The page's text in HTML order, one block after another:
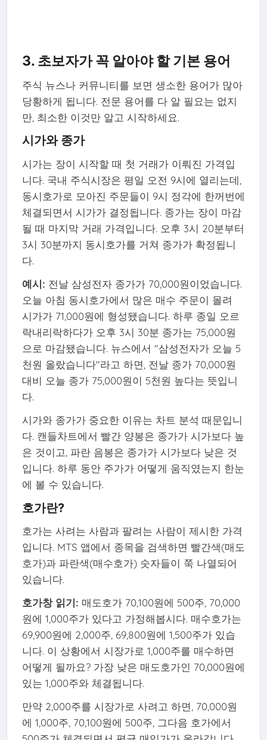
3. 초보자가 꼭 알아야 할 기본 용어
주식 뉴스나 커뮤니티를 보면 생소한 용어가 많아
당황하게 됩니다. 전문 용어를 다 알 필요는 없지
만, 최소한 이것만 알고 시작하세요.
시가와 종가
시가는 장이 시작할 때 첫 거래가 이뤄진 가격입
니다. 국내 주식시장은 평일 오전 9시에 열리는데,
동시호가로 모아진 주문들이 9시 정각에 한꺼번에
체결되면서 시가가 결정됩니다. 종가는 장이 마감
될 때 마지막 거래 가격입니다. 오후 3시 20분부터
3시 30분까지 동시호가를 거쳐 종가가 확정됩니
다.
예시: 전날 삼성전자 종가가 70,000원이었습니다.
오늘 아침 동시호가에서 많은 매수 주문이 몰려
시가가 71,000원에 형성됐습니다. 하루 종일 오르
락내리락하다가 오후 3시 30분 종가는 75,000원
으로 마감됐습니다. 뉴스에서 "삼성전자가 오늘 5
천원 올랐습니다"라고 하면, 전날 종가 70,000원
대비 오늘 종가 75,000원이 5천원 높다는 뜻입니
다.
시가와 종가가 중요한 이유는 차트 분석 때문입니
다. 캔들차트에서 빨간 양봉은 종가가 시가보다 높
은 것이고, 파란 음봉은 종가가 시가보다 낮은 것
입니다. 하루 동안 주가가 어떻게 움직였는지 한눈
에 볼 수 있습니다.
호가란?
호가는 사려는 사람과 팔려는 사람이 제시한 가격
입니다. MTS 앱에서 종목을 검색하면 빨간색(매도
호가)과 파란색(매수호가) 숫자들이 쭉 나열되어
있습니다.
호가창 읽기: 매도호가 70,100원에 500주, 70,000
원에 1,000주가 있다고 가정해봅시다. 매수호가는
69,900원에 2,000주, 69,800원에 1,500주가 있습
니다. 이 상황에서 시장가로 1,000주를 매수하면
어떻게 될까요? 가장 낮은 매도호가인 70,000원에
있는 1,000주와 체결됩니다.
만약 2,000주를 시장가로 사려고 하면, 70,000원
에 1,000주, 70,100원에 500주, 그다음 호가에서